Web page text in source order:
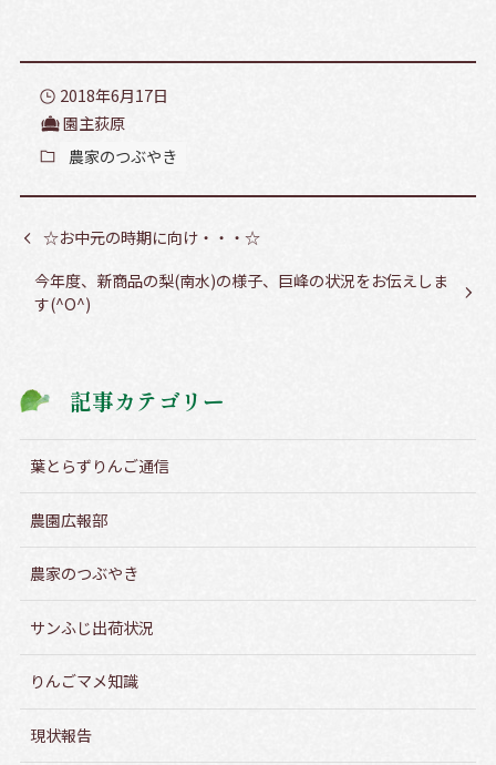
2018年6月17日
園主荻原
農家のつぶやき
☆お中元の時期に向け・・・☆
今年度、新商品の梨(南水)の様子、巨峰の状況をお伝えしま
す(^O^)
記事カテゴリー
葉とらずりんご通信
農園広報部
農家のつぶやき
サンふじ出荷状況
りんごマメ知識
現状報告